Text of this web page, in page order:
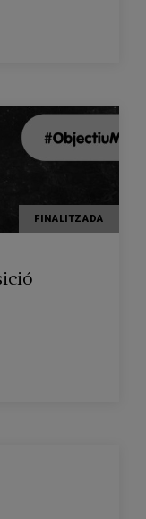
FINALITZADA